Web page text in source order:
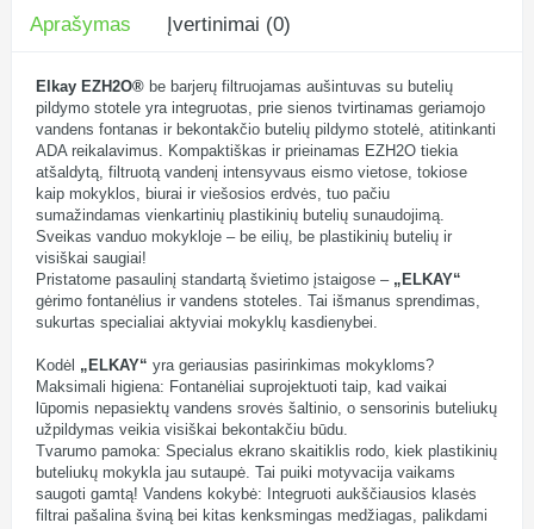
Aprašymas Įvertinimai (0)
Elkay EZH2O® be barjerų filtruojamas aušintuvas su butelių
pildymo stotele yra integruotas, prie sienos tvirtinamas geriamojo
vandens fontanas ir bekontakčio butelių pildymo stotelė, atitinkanti
ADA reikalavimus. Kompaktiškas ir prieinamas EZH2O tiekia
atšaldytą, filtruotą vandenį intensyvaus eismo vietose, tokiose
kaip mokyklos, biurai ir viešosios erdvės, tuo pačiu
sumažindamas vienkartinių plastikinių butelių sunaudojimą.
Sveikas vanduo mokykloje – be eilių, be plastikinių butelių ir
visiškai saugiai!
Pristatome pasaulinį standartą švietimo įstaigose – „ELKAY“
gėrimo fontanėlius ir vandens stoteles. Tai išmanus sprendimas,
sukurtas specialiai aktyviai mokyklų kasdienybei.
Kodėl „ELKAY“ yra geriausias pasirinkimas mokykloms?
Maksimali higiena: Fontanėliai suprojektuoti taip, kad vaikai
lūpomis nepasiektų vandens srovės šaltinio, o sensorinis buteliukų
užpildymas veikia visiškai bekontakčiu būdu.
Tvarumo pamoka: Specialus ekrano skaitiklis rodo, kiek plastikinių
buteliukų mokykla jau sutaupė. Tai puiki motyvacija vaikams
saugoti gamtą! Vandens kokybė: Integruoti aukščiausios klasės
filtrai pašalina šviną bei kitas kenksmingas medžiagas, palikdami